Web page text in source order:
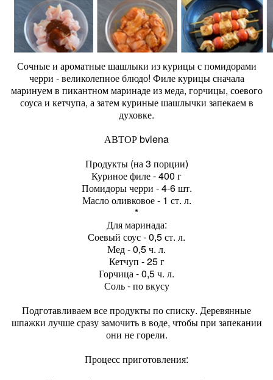
Сочные и ароматные шашлыки из курицы с помидорами
черри - великолепное блюдо! Филе курицы сначала
маринуем в пикантном маринаде из меда, горчицы, соевого
соуса и кетчупа, а затем куриные шашлычки запекаем в
духовке.
АВТОР bvlena
Продукты (на 3 порции)
Куриное филе - 400 г
Помидоры черри - 4-6 шт.
Масло оливковое - 1 ст. л.
*
Для маринада:
Соевый соус - 0,5 ст. л.
Мед - 0,5 ч. л.
Кетчуп - 25 г
Горчица - 0,5 ч. л.
Соль - по вкусу
Подготавливаем все продукты по списку. Деревянные
шпажки лучше сразу замочить в воде, чтобы при запекании
они не горели.
Процесс приготовления: